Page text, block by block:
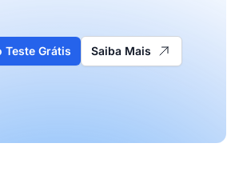
Teste Grátis Saiba Mais